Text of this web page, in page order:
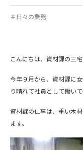
＃日々の業務
こんにちは、資材課の三宅
今年９月から、資材課に
り晴れて社員として働いて
資材課の仕事は、重い木
ます。